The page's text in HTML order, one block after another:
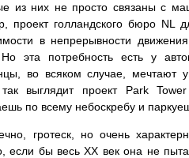
из них не просто связаны с
проект голландского бюро NL
в непрерывности
эта потребность есть у
во всяком случае, мечтают
выглядит проект Park
по всему небоскребу и
гротеск, но очень
если бы весь ХХ век она не